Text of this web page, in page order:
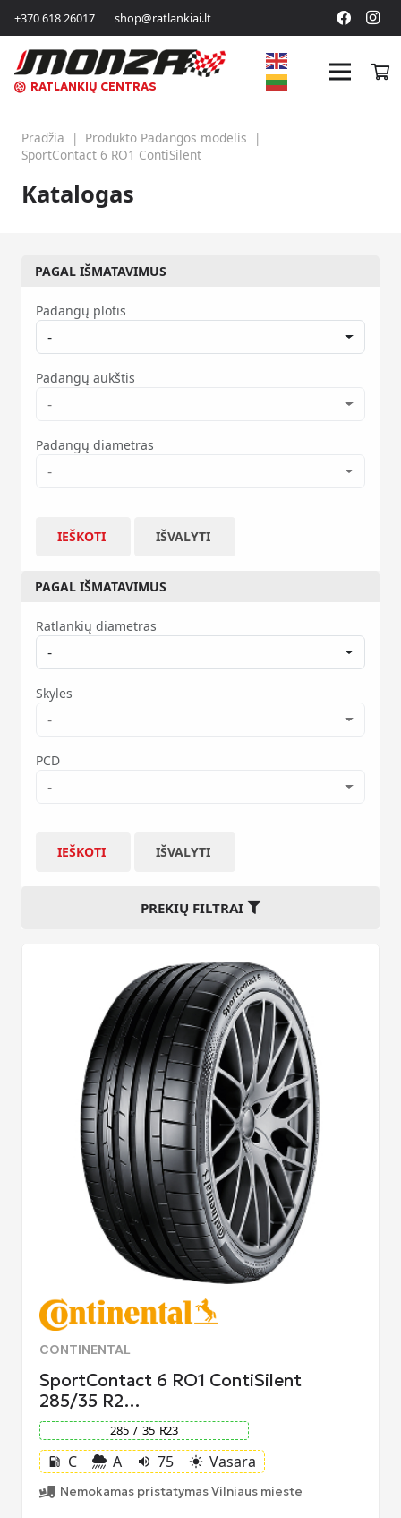
+370 618 26017 shop@ratlankiai.lt
RATLANKIŲ CENTRAS
Pradžia | Produkto Padangos modelis
|
SportContact 6 RO1 ContiSilent
Katalogas
PAGAL IŠMATAVIMUS
Padangų plotis
-
Padangų aukštis
-
Padangų diametras
-
IEŠKOTI IŠVALYTI
PAGAL IŠMATAVIMUS
Ratlankių diametras
-
Skyles
-
PCD
-
IEŠKOTI IŠVALYTI
PREKIŲ FILTRAI
CONTINENTAL
SportContact 6 RO1 ContiSilent
285/35 R2…
285 / 35 R23
local_gas_station C A volume_up 75 light_mode Vasara
Nemokamas pristatymas Vilniaus mieste